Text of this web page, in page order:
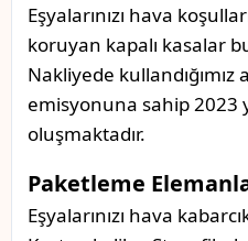
Eşyalarınızı hava
koruyan kapalı kasalar
Nakliyede
emisyonuna sahip 2023
oluşmaktadır.
Paketleme
Eşyalarınızı hava